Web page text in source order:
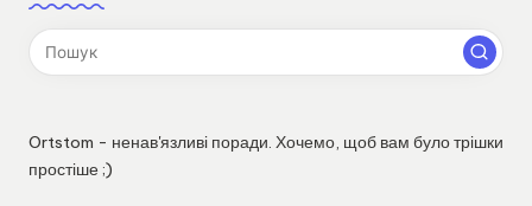
Ortstom - ненав'язливі поради. Хочемо, щоб вам було трішки
простіше ;)